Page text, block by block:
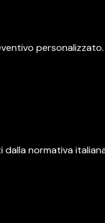
personalizzato.
normativa